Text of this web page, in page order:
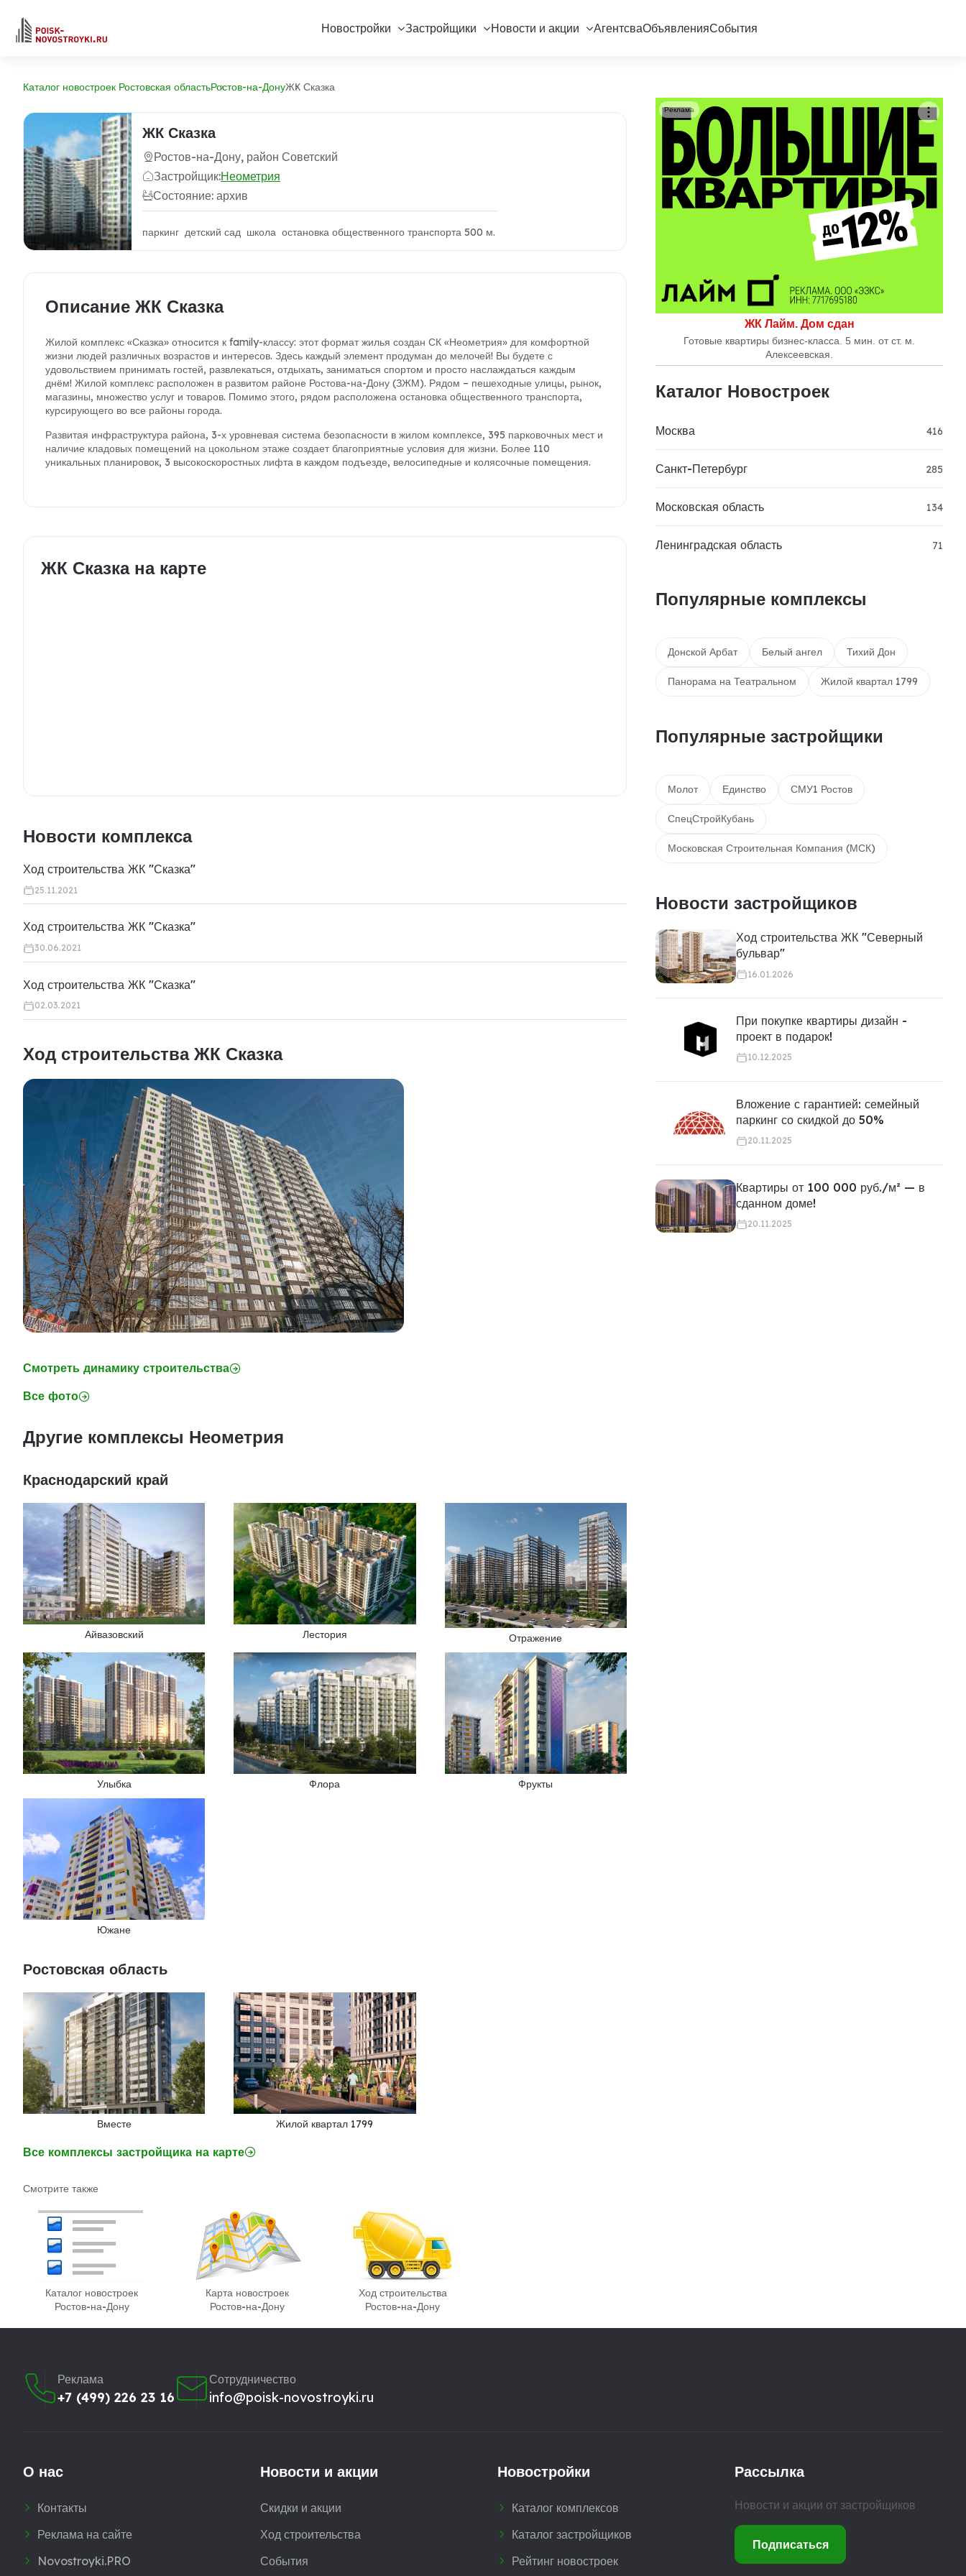
Новостройки Застройщики Новости и акции АгентсваОбъявленияСобытия
Каталог новостроек Ростовская областьРостов-на-ДонуЖК Сказка
ЖК Сказка
Ростов-на-Дону, район Советский
Застройщик:Неометрия
Состояние: архив
паркинг детский сад школа остановка общественного транспорта 500 м.
Описание ЖК Сказка
Жилой комплекс «Сказка» относится к family-классу: этот формат жилья создан СК «Неометрия» для комфортной
жизни людей различных возрастов и интересов. Здесь каждый элемент продуман до мелочей! Вы будете с
удовольствием принимать гостей, развлекаться, отдыхать, заниматься спортом и просто наслаждаться каждым
днём! Жилой комплекс расположен в развитом районе Ростова-на-Дону (ЗЖМ). Рядом – пешеходные улицы, рынок,
магазины, множество услуг и товаров. Помимо этого, рядом расположена остановка общественного транспорта,
курсирующего во все районы города.
Развитая инфраструктура района, 3-х уровневая система безопасности в жилом комплексе, 395 парковочных мест и
наличие кладовых помещений на цокольном этаже создает благоприятные условия для жизни. Более 110
уникальных планировок, 3 высокоскоростных лифта в каждом подъезде, велосипедные и колясочные помещения.
ЖК Сказка на карте
Новости комплекса
Ход строительства ЖК "Сказка"
25.11.2021
Ход строительства ЖК "Сказка"
30.06.2021
Ход строительства ЖК "Сказка"
02.03.2021
Ход строительства ЖК Сказка
Смотреть динамику строительства
Все фото
Другие комплексы Неометрия
Краснодарский край
Айвазовский Лестория Отражение
Улыбка Флора Фрукты
Южане
Ростовская область
Вместе Жилой квартал 1799
Все комплексы застройщика на карте
Смотрите также
Каталог новостроек
Ростов-на-Дону
Карта новостроек
Ростов-на-Дону
Ход строительства
Ростов-на-Дону
ЖК Лайм. Дом сдан
Готовые квартиры бизнес-класса. 5 мин. от ст. м.
Алексеевская.
Реклама
Каталог Новостроек
Москва 416
Санкт-Петербург 285
Московская область 134
Ленинградская область 71
Популярные комплексы
Донской Арбат Белый ангел Тихий Дон
Панорама на Театральном Жилой квартал 1799
Популярные застройщики
Молот Единство СМУ1 Ростов
СпецСтройКубань
Московская Строительная Компания (МСК)
Новости застройщиков
Ход строительства ЖК "Северный
бульвар"
16.01.2026
При покупке квартиры дизайн -
проект в подарок!
10.12.2025
Вложение с гарантией: семейный
паркинг со скидкой до 50%
20.11.2025
Квартиры от 100 000 руб./м² — в
сданном доме!
20.11.2025
Реклама
+7 (499) 226 23 16
Сотрудничество
info@poisk-novostroyki.ru
О нас
Контакты
Реклама на сайте
Novostroyki.PRO
Новости и акции
Скидки и акции
Ход строительства
События
Новостройки
Каталог комплексов
Каталог застройщиков
Рейтинг новостроек
Рассылка
Новости и акции от застройщиков
Подписаться